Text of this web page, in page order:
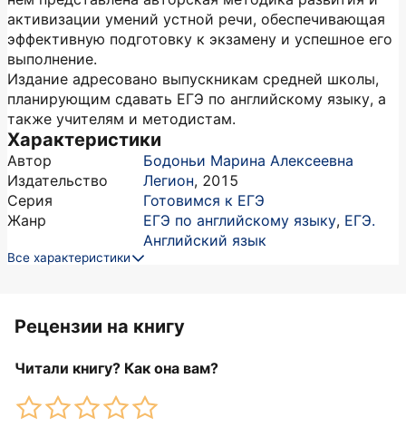
активизации умений устной речи, обеспечивающая
эффективную подготовку к экзамену и успешное его
выполнение.
Издание адресовано выпускникам средней школы,
планирующим сдавать ЕГЭ по английскому языку, а
также учителям и методистам.
Характеристики
Автор
Бодоньи Марина Алексеевна
Издательство
Легион, 2015
Серия
Готовимся к ЕГЭ
Жанр
ЕГЭ по английскому языку, ЕГЭ.
Английский язык
Все характеристики
Рецензии на книгу
Читали книгу? Как она вам?